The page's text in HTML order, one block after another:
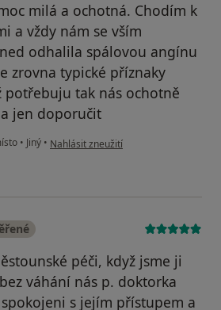
milá a ochotná. Chodím k
a vždy nám se vším
odhalila spálovou angínu
zrovna typické příznaky
potřebuju tak nás ochotně
jen doporučit
• Jiný • podle názoru uživatele M.S.
Nahlásit zneužití
péči, když jsme ji
váhání nás p. doktorka
s jejím přístupem a